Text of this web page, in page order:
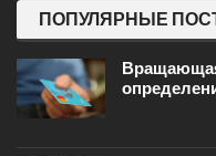
ПОПУЛЯРНЫЕ